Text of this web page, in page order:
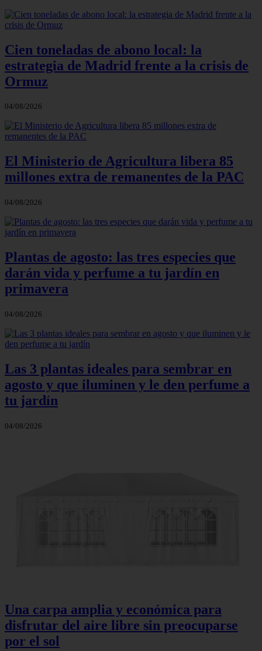
Cien toneladas de abono local: la
estrategia de Madrid frente a la crisis de
Ormuz
04/08/2026
El Ministerio de Agricultura libera 85
millones extra de remanentes de la PAC
04/08/2026
Plantas de agosto: las tres especies que
darán vida y perfume a tu jardín en
primavera
04/08/2026
Las 3 plantas ideales para sembrar en
agosto y que iluminen y le den perfume a
tu jardín
04/08/2026
Una carpa amplia y económica para
disfrutar del aire libre sin preocuparse
por el sol